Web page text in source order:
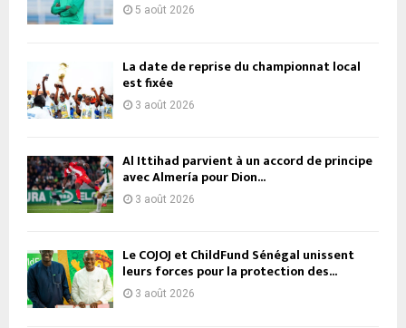
5 août 2026
La date de reprise du championnat local
est fixée
3 août 2026
Al Ittihad parvient à un accord de principe
avec Almería pour Dion...
3 août 2026
Le COJOJ et ChildFund Sénégal unissent
leurs forces pour la protection des...
3 août 2026